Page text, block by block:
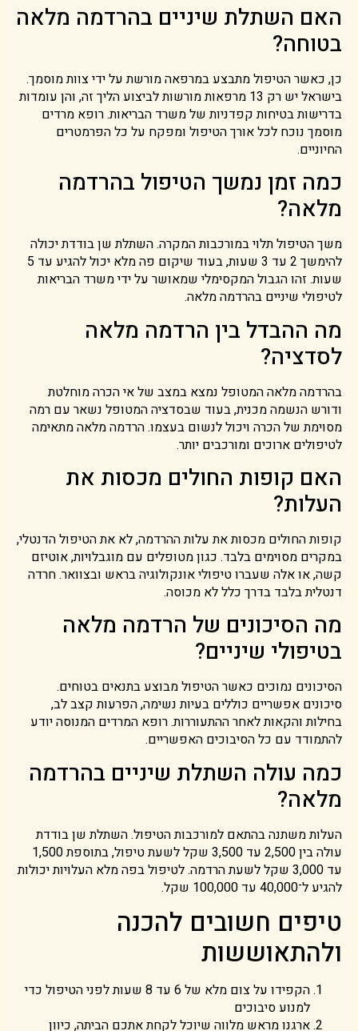
האם השתלת שיניים בהרדמה מלאה
בטוחה?
כן, כאשר הטיפול מתבצע במרפאה מורשת על ידי צוות מוסמך.
בישראל יש רק 13 מרפאות מורשות לביצוע הליך זה, והן עומדות
בדרישות בטיחות קפדניות של משרד הבריאות. רופא מרדים
מוסמך נוכח לכל אורך הטיפול ומפקח על כל הפרמטרים
החיוניים.
כמה זמן נמשך הטיפול בהרדמה
מלאה?
משך הטיפול תלוי במורכבות המקרה. השתלת שן בודדת יכולה
להימשך 2 עד 3 שעות, בעוד שיקום פה מלא יכול להגיע עד 5
שעות. זהו הגבול המקסימלי שמאושר על ידי משרד הבריאות
לטיפולי שיניים בהרדמה מלאה.
מה ההבדל בין הרדמה מלאה
לסדציה?
בהרדמה מלאה המטופל נמצא במצב של אי הכרה מוחלטת
ודורש הנשמה מכנית, בעוד שבסדציה המטופל נשאר עם רמה
מסוימת של הכרה ויכול לנשום בעצמו. הרדמה מלאה מתאימה
לטיפולים ארוכים ומורכבים יותר.
האם קופות החולים מכסות את
העלות?
קופות החולים מכסות את עלות ההרדמה, לא את הטיפול הדנטלי,
במקרים מסוימים בלבד. כגון מטופלים עם מוגבלויות, אוטיזם
קשה, או אלה שעברו טיפולי אונקולוגיה בראש ובצוואר. חרדה
דנטלית בלבד בדרך כלל לא מכוסה.
מה הסיכונים של הרדמה מלאה
בטיפולי שיניים?
הסיכונים נמוכים כאשר הטיפול מבוצע בתנאים בטוחים.
סיכונים אפשריים כוללים בעיות נשימה, הפרעות קצב לב,
בחילות והקאות לאחר ההתעוררות. רופא המרדים המנוסה יודע
להתמודד עם כל הסיבוכים האפשריים.
כמה עולה השתלת שיניים בהרדמה
מלאה?
העלות משתנה בהתאם למורכבות הטיפול. השתלת שן בודדת
עולה בין 2,500 עד 3,500 שקל לשעת טיפול, בתוספת 1,500
עד 3,000 שקל לשעת הרדמה. לטיפול בפה מלא העלויות יכולות
להגיע ל־40,000 עד 100,000 שקל.
טיפים חשובים להכנה
ולהתאוששות
הקפידו על צום מלא של 6 עד 8 שעות לפני הטיפול כדי
למנוע סיבוכים
ארגנו מראש מלווה שיוכל לקחת אתכם הביתה, כיוון